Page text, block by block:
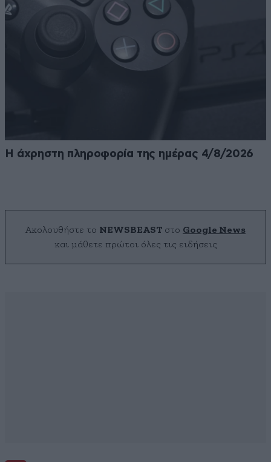
Η άχρηστη πληροφορία της ημέρας 4/8/2026
Ακολουθήστε το NEWSBEAST στο Google News
και μάθετε πρώτοι όλες τις ειδήσεις